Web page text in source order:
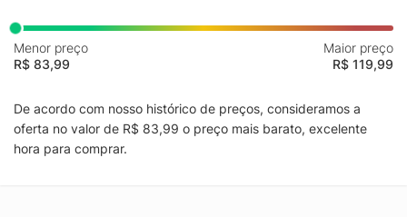
Menor preço
R$ 83,99
Maior preço
R$ 119,99
De acordo com nosso histórico de preços, consideramos a
oferta no valor de R$ 83,99 o preço mais barato, excelente
hora para comprar.